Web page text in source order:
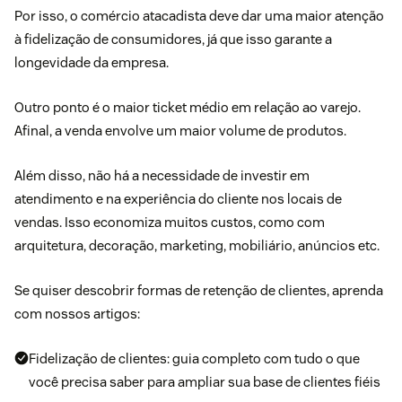
Por isso, o comércio atacadista deve dar uma maior atenção
à fidelização de consumidores, já que isso garante a
longevidade da empresa.
Outro ponto é o maior ticket médio em relação ao varejo.
Afinal, a venda envolve um maior volume de produtos.
Além disso, não há a necessidade de investir em
atendimento e na experiência do cliente nos locais de
vendas. Isso economiza muitos custos, como com
arquitetura, decoração, marketing, mobiliário, anúncios etc.
Se quiser descobrir formas de retenção de clientes, aprenda
com nossos artigos:
Fidelização de clientes: guia completo com tudo o que
você precisa saber para ampliar sua base de clientes fiéis